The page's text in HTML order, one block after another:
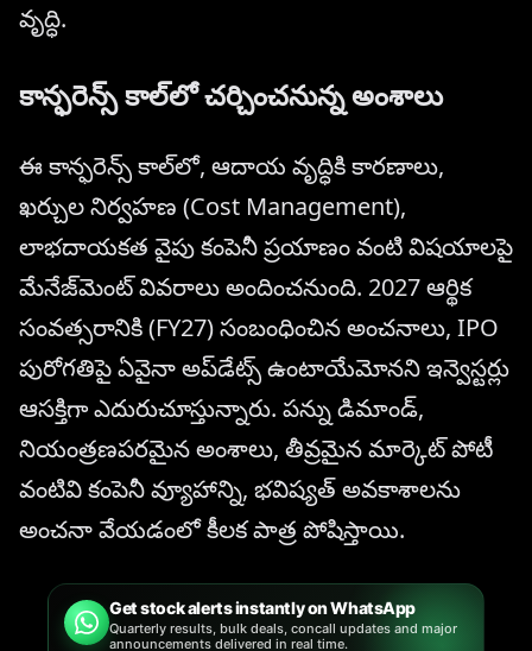
వృద్ధి.
కాన్ఫరెన్స్ కాల్‌లో చర్చించనున్న అంశాలు
ఈ కాన్ఫరెన్స్ కాల్‌లో, ఆదాయ వృద్ధికి కారణాలు,
ఖర్చుల నిర్వహణ (Cost Management),
లాభదాయకత వైపు కంపెనీ ప్రయాణం వంటి విషయాలపై
మేనేజ్‌మెంట్ వివరాలు అందించనుంది. 2027 ఆర్థిక
సంవత్సరానికి (FY27) సంబంధించిన అంచనాలు, IPO
పురోగతిపై ఏవైనా అప్‌డేట్స్ ఉంటాయేమోనని ఇన్వెస్టర్లు
ఆసక్తిగా ఎదురుచూస్తున్నారు. పన్ను డిమాండ్,
నియంత్రణపరమైన అంశాలు, తీవ్రమైన మార్కెట్ పోటీ
వంటివి కంపెనీ వ్యూహాన్ని, భవిష్యత్ అవకాశాలను
అంచనా వేయడంలో కీలక పాత్ర పోషిస్తాయి.
Get stock alerts instantly on WhatsApp
Quarterly results, bulk deals, concall updates and major
announcements delivered in real time.